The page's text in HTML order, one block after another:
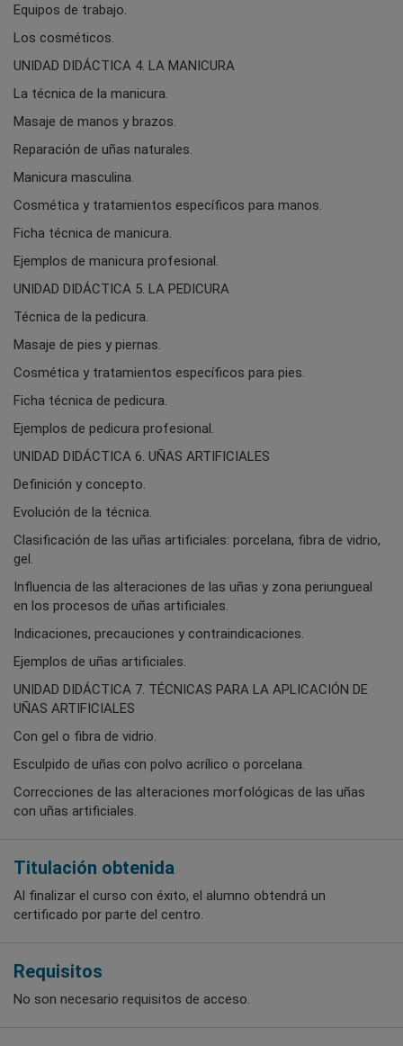
Equipos de trabajo.
Los cosméticos.
UNIDAD DIDÁCTICA 4. LA MANICURA
La técnica de la manicura.
Masaje de manos y brazos.
Reparación de uñas naturales.
Manicura masculina.
Cosmética y tratamientos específicos para manos.
Ficha técnica de manicura.
Ejemplos de manicura profesional.
UNIDAD DIDÁCTICA 5. LA PEDICURA
Técnica de la pedicura.
Masaje de pies y piernas.
Cosmética y tratamientos específicos para pies.
Ficha técnica de pedicura.
Ejemplos de pedicura profesional.
UNIDAD DIDÁCTICA 6. UÑAS ARTIFICIALES
Definición y concepto.
Evolución de la técnica.
Clasificación de las uñas artificiales: porcelana, fibra de vidrio,
gel.
Influencia de las alteraciones de las uñas y zona periungueal
en los procesos de uñas artificiales.
Indicaciones, precauciones y contraindicaciones.
Ejemplos de uñas artificiales.
UNIDAD DIDÁCTICA 7. TÉCNICAS PARA LA APLICACIÓN DE
UÑAS ARTIFICIALES
Con gel o fibra de vidrio.
Esculpido de uñas con polvo acrílico o porcelana.
Correcciones de las alteraciones morfológicas de las uñas
con uñas artificiales.
Titulación obtenida
Al finalizar el curso con éxito, el alumno obtendrá un
certificado por parte del centro.
Requisitos
No son necesario requisitos de acceso.